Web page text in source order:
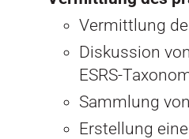
Vermittlung
Diskussion
ESRS-
Sammlung
Erstellung